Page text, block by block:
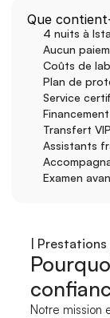
4 nuits à
Aucun
Coûts de
Plan de
Service
Transfert
Assistants
Examen
Que
|
Notre mission